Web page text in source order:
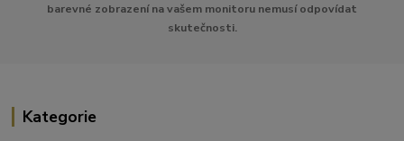
barevné zobrazení na vašem monitoru nemusí odpovídat
skutečnosti.
Kategorie